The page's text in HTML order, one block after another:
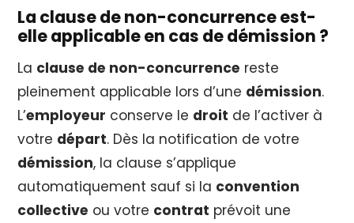
La clause de non-concurrence est-
elle applicable en cas de démission ?
La clause de non-concurrence reste
pleinement applicable lors d’une démission.
L’employeur conserve le droit de l’activer à
votre départ. Dès la notification de votre
démission, la clause s’applique
automatiquement sauf si la convention
collective ou votre contrat prévoit une